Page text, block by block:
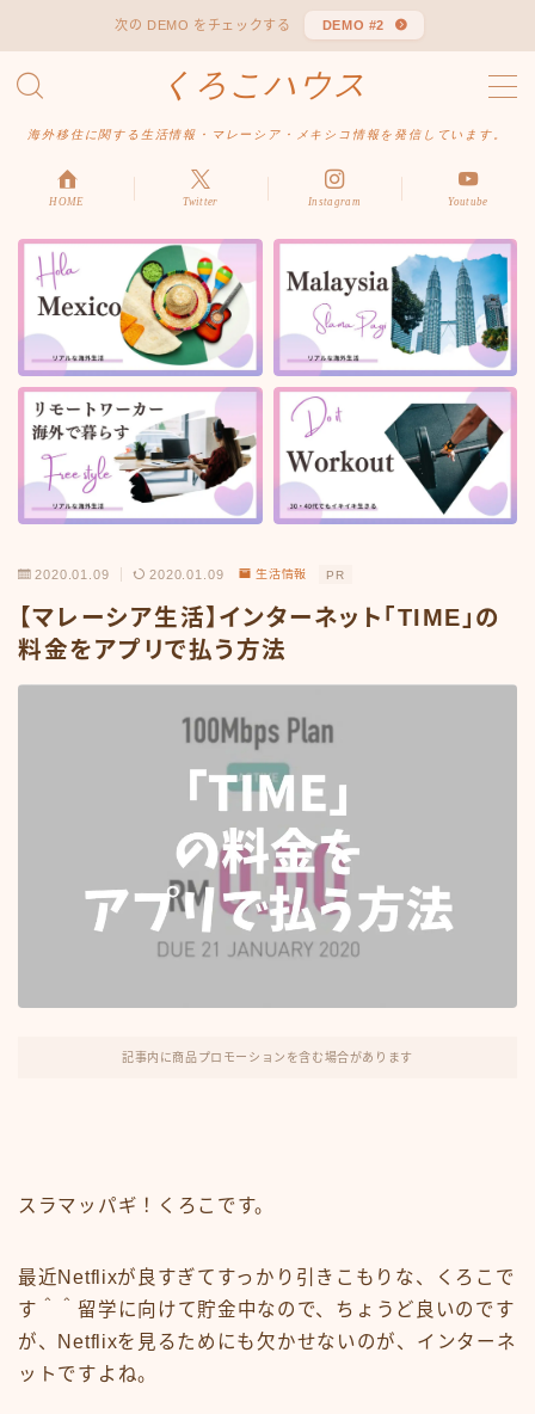
次の DEMO をチェックする DEMO #2
くろこハウス
海外移住に関する生活情報・マレーシア・メキシコ情報を発信しています。
MENU
デモプリセット記事 #1
デモプリセット記事 Part04
デモプリセット記事 Part06
利用規約／特定商取引法に基づく表記
有料記事の決済完了ページ
はじめての方へ
HOME Twitter Instagram Youtube
2020.01.09 2020.01.09 生活情報 PR
【マレーシア生活】インターネット「TIME」の
料金をアプリで払う方法
記事内に商品プロモーションを含む場合があります
スラマッパギ！くろこです。
最近Netflixが良すぎてすっかり引きこもりな、くろこで
す＾＾留学に向けて貯金中なので、ちょうど良いのです
が、Netflixを見るためにも欠かせないのが、インターネ
ットですよね。